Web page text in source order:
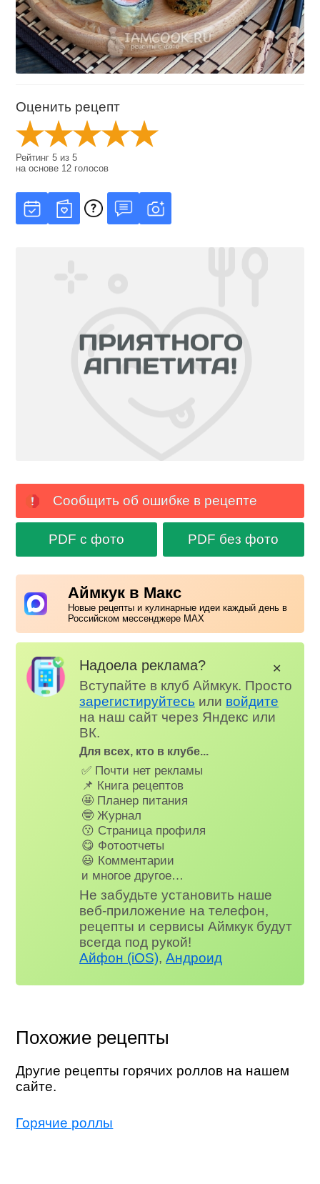
Оценить рецепт
Рейтинг5 из5
на основе 12 голосов
Сообщить об ошибке в рецепте
PDF с фото PDF без фото
Аймкук в Макс
Новые рецепты и кулинарные идеи каждый день в
Российском мессенджере MAX
Надоела реклама?
Вступайте в клуб Аймкук. Просто
зарегистируйтесь или войдите
на наш сайт через Яндекс или
ВК.
Для всех, кто в клубе...
✅ Почти нет рекламы
📌 Книга рецептов
🤩 Планер питания
🤓 Журнал
😗 Страница профиля
😋 Фотоотчеты
😃 Комментарии
и многое другое…
Не забудьте установить наше
веб-приложение на телефон,
рецепты и сервисы Аймкук будут
всегда под рукой!
Айфон (iOS),Андроид
✕
Похожие рецепты
Другие рецепты горячих роллов на нашем
сайте.
Горячие роллы